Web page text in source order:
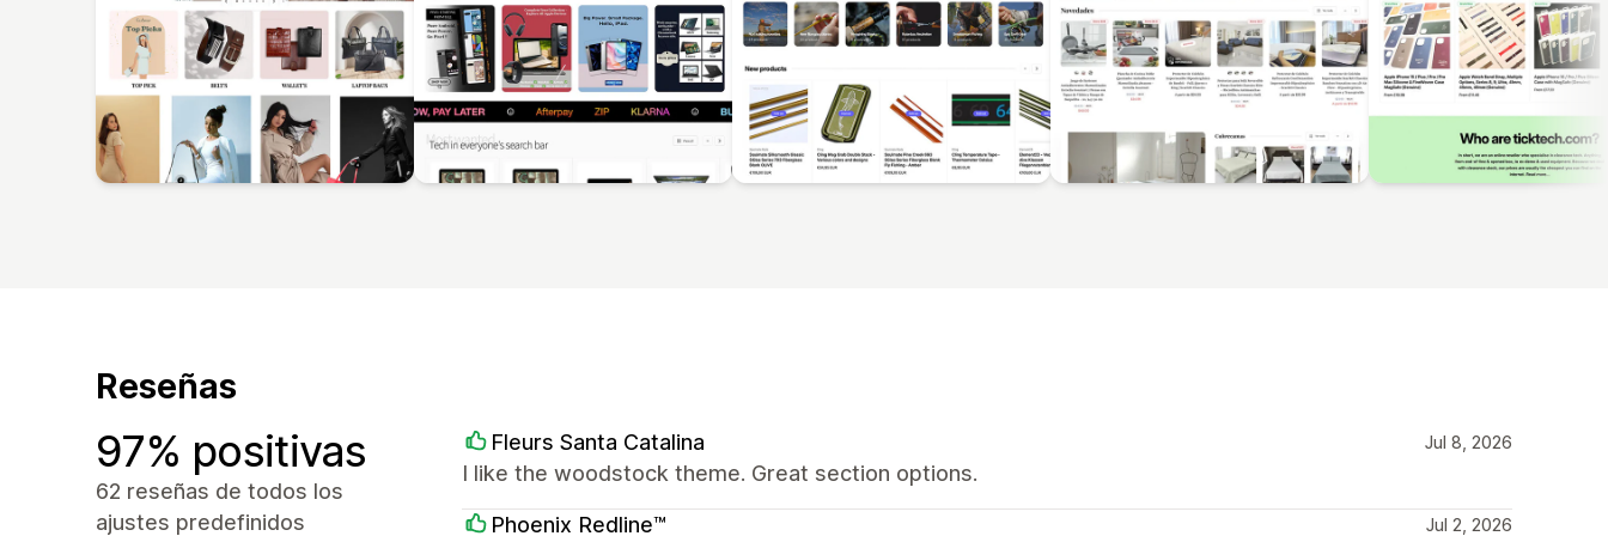
Reseñas
97% positivas
62 reseñas de todos los
ajustes predefinidos
Fleurs Santa Catalina Jul 8, 2026
I like the woodstock theme. Great section options.
Phoenix Redline™ Jul 2, 2026